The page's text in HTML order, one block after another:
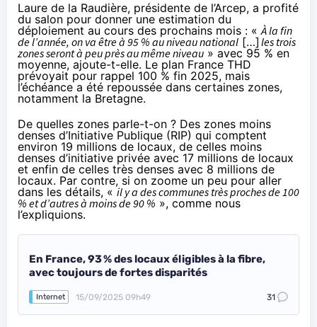
Laure de la Raudière, présidente de l’Arcep, a profité
du salon pour donner une estimation du
déploiement au cours des prochains mois : «À la fin
de l’année, on va être à 95 % au niveau national […] les trois
zones seront à peu près au même niveau » avec 95 % en
moyenne, ajoute-t-elle. Le plan France THD
prévoyait pour rappel 100 % fin 2025, mais
l’échéance a été repoussée dans certaines zones,
notamment la Bretagne.
De quelles zones parle-t-on ? Des zones moins
denses d’Initiative Publique (RIP) qui comptent
environ 19 millions de locaux, de celles moins
denses d’initiative privée avec 17 millions de locaux
et enfin de celles très denses avec 8 millions de
locaux. Par contre, si on zoome un peu pour aller
dans les détails, « il y a des communes très proches de 100
% et d’autres à moins de 90 % », comme nous
l’expliquions.
En France, 93 % des locaux éligibles à la fibre,
avec toujours de fortes disparités
Internet 15/09/2025 09h49 31